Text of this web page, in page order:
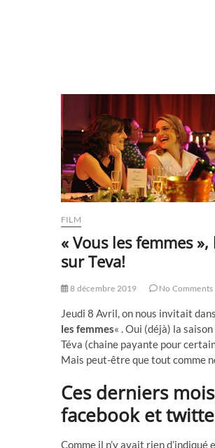
FILM
« Vous les femmes
sur Teva!
8 décembre 2019 No Comments
Jeudi 8 Avril, on nous invitait
les femmes« . Oui (déjà) la
Téva (chaine payante pour
Mais peut-être que tout comme
Ces derniers
facebook et
Comme il n’y avait rien